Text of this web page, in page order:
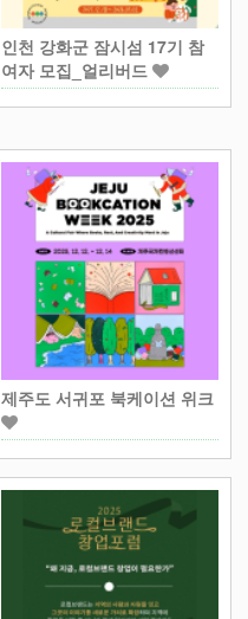
인천 강화군 잠시섬 17기 참
여자 모집_얼리버드
제주도 서귀포 북케이션 위크